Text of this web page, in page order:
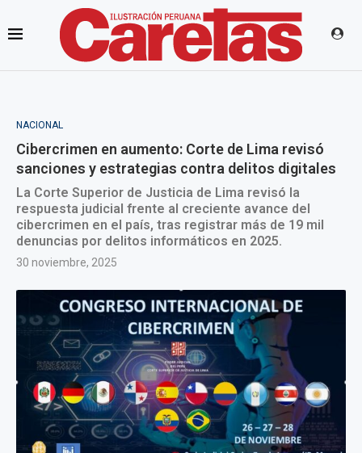
NACIONAL
Cibercrimen en aumento: Corte de Lima revisó
sanciones y estrategias contra delitos digitales
La Corte Superior de Justicia de Lima revisó la
respuesta judicial frente al creciente avance del
cibercrimen en el país, tras registrar más de 19 mil
denuncias por delitos informáticos en 2025.
30 noviembre, 2025